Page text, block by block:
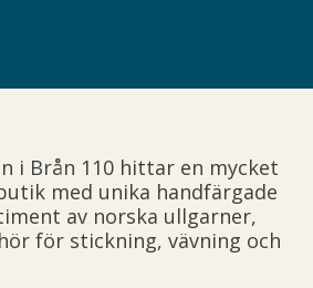
i Brån 110 hittar en mycket
med unika handfärgade
av norska ullgarner,
för stickning, vävning och